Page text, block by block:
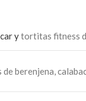
ytortitas fitness
berenjena,